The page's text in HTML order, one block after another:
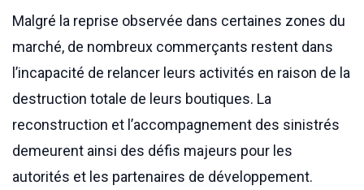
Malgré la reprise observée dans certaines zones du
marché, de nombreux commerçants restent dans
l’incapacité de relancer leurs activités en raison de la
destruction totale de leurs boutiques. La
reconstruction et l’accompagnement des sinistrés
demeurent ainsi des défis majeurs pour les
autorités et les partenaires de développement.